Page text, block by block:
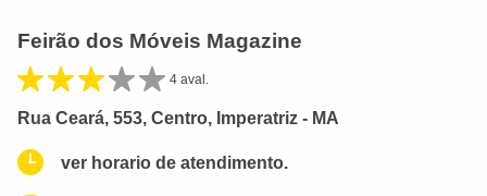
Feirão dos Móveis Magazine
4 aval.
Rua Ceará, 553, Centro, Imperatriz - MA
ver horario de atendimento.